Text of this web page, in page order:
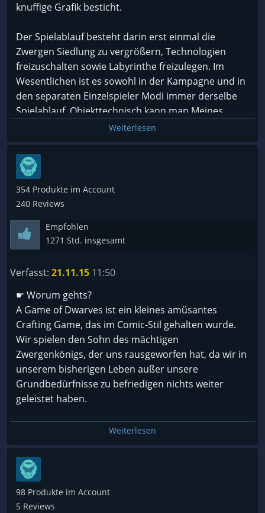
knuffige Grafik besticht.
Der Spielablauf besteht darin erst einmal die
Zwergen Siedlung zu vergrößern, Technologien
freizuschalten sowie Labyrinthe freizulegen. Im
Wesentlichen ist es sowohl in der Kampagne und in
den separaten Einzelspieler Modi immer derselbe
Spielablauf. Objekttechnisch kann man Meines
Erachtens genug bauen um sich ausgiebig bei
seiner Zwergen Siedlung auszutoben.
Kamera technisch, Grafisch und auch in der
Steuerung hätte es an manchen Ecken besser sein
können.
Im Wesentlichen ist es gut gemacht und es macht
Spaß seine Zwerge bei der Arbeit an der eigenen
Weiterlesen
354 Produkte im Account
240 Reviews
Empfohlen
1271 Std. insgesamt
Verfasst: 21.11.15 11:50
☛ Worum gehts?
A Game of Dwarves ist ein kleines amüsantes
Crafting Game, das im Comic-Stil gehalten wurde.
Wir spielen den Sohn des mächtigen
Zwergenkönigs, der uns rausgeworfen hat, da wir in
unserem bisherigen Leben außer unsere
Grundbedürfnisse zu befriedigen nichts weiter
geleistet haben.
[+]
○ kindliche/comichafte Aufmachung
○ kleine aber feine Filmsequenzen
○ interessante Kampagnen
○ gute Vertonung
Weiterlesen
98 Produkte im Account
5 Reviews